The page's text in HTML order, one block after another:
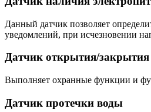
Данный датчик позволяет
уведомлений, при исчезновении
Датчик открытия/закрытия
Выполняет охранные функции и
Датчик протечки воды